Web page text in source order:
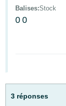
-
JP
S'inscrire
Balises:Stock
0 0
3 réponses